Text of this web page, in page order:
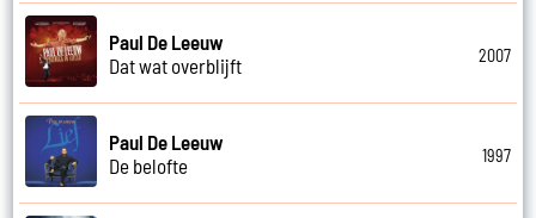
Paul De Leeuw
Dat wat overblijft
2007
Paul De Leeuw
De belofte
1997